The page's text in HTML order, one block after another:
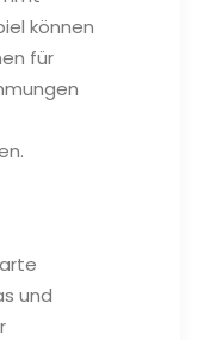
können
für
und